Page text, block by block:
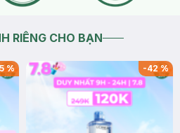
RIÊNG CHO BẠN
% -42%